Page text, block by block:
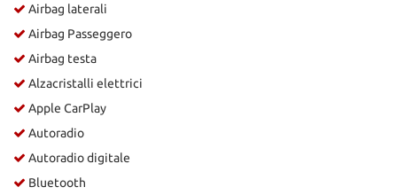
Airbag laterali
Airbag Passeggero
Airbag testa
Alzacristalli elettrici
Apple CarPlay
Autoradio
Autoradio digitale
Bluetooth